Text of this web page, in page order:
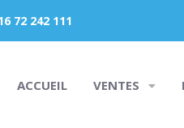
72 242 111
ACCUEIL VENTES